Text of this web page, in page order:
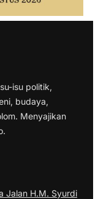
isu politik,
budaya,
Menyajikan
Jalan H.M. Syurdi